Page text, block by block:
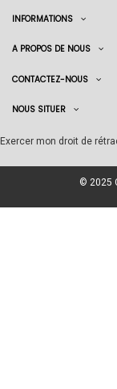
INFORMATIONS
A PROPOS DE NOUS
CONTACTEZ-NOUS
NOUS SITUER
Exercer mon droit de
© 2025